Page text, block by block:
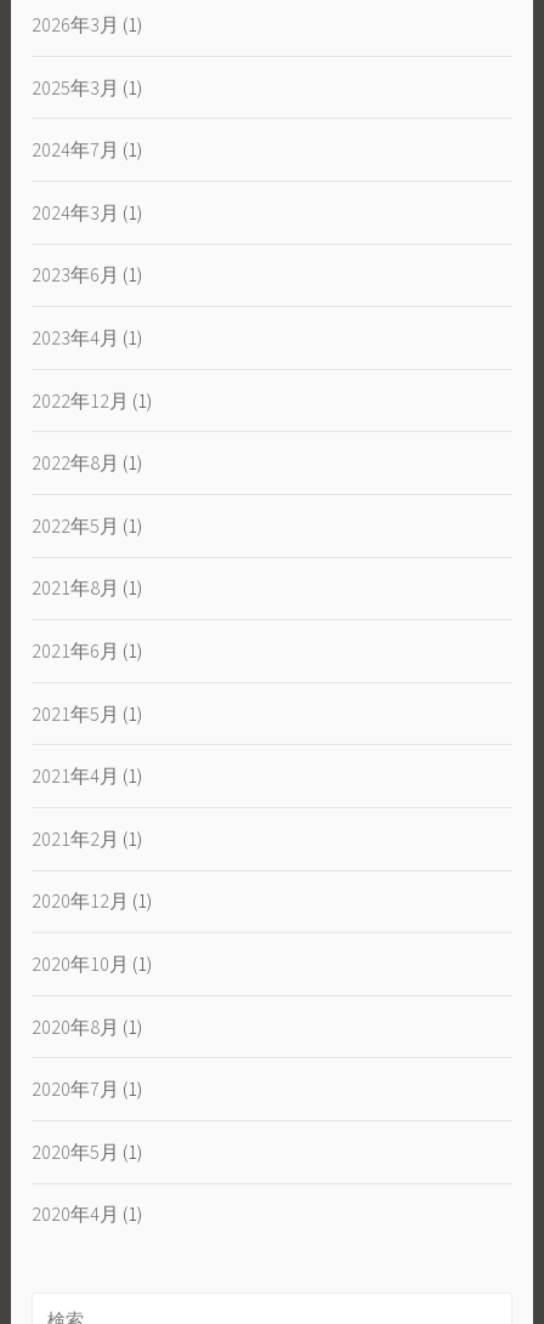
2026年3月 (1)
2025年3月 (1)
2024年7月 (1)
2024年3月 (1)
2023年6月 (1)
2023年4月 (1)
2022年12月 (1)
2022年8月 (1)
2022年5月 (1)
2021年8月 (1)
2021年6月 (1)
2021年5月 (1)
2021年4月 (1)
2021年2月 (1)
2020年12月 (1)
2020年10月 (1)
2020年8月 (1)
2020年7月 (1)
2020年5月 (1)
2020年4月 (1)